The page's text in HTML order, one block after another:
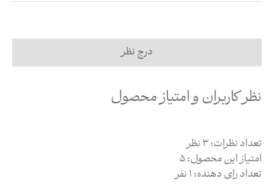
نظر کاربران و امتیاز محصول
درج نظر
تعداد نظرات:3نظر
امتیاز این محصول:5
تعداد رای دهنده:1نفر